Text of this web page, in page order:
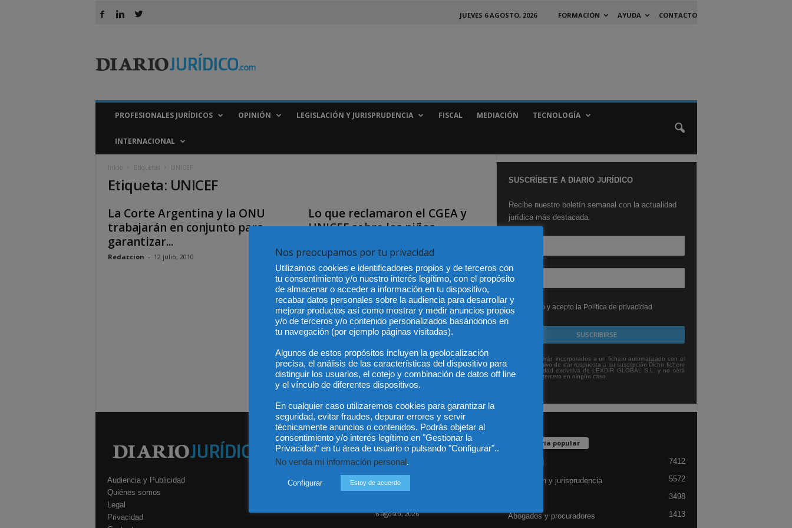
JUEVES 6 AGOSTO, 2026 FORMACIÓN AYUDA CONTACTO
a
r
PROFESIONALES JURÍDICOS OPINIÓN LEGISLACIÓN Y JURISPRUDENCIA FISCAL MEDIACIÓN TECNOLOGÍA
INTERNACIONAL
Inicio Etiquetas UNICEF
Etiqueta: UNICEF
La Corte Argentina y la ONU
trabajarán en conjunto para
garantizar...
Redaccion - 12 julio, 2010
Lo que reclamaron el CGEA y
UNICEF sobre los niños
Redaccion - 28 septiembre, 2009
SUSCRÍBETE A DIARIO JURÍDICO
Recibe nuestro boletín semanal con la actualidad
jurídica más destacada.
He leído y acepto la Política de privacidad
Sus datos serán incorporados a un fichero automatizado con el
objeto exclusivo de dar respuesta a su suscripción Dicho fichero
es de titularidad exclusiva de LEXDIR GLOBAL S.L. y no será
cedido a un tercero en ningún caso.
Audiencia y Publicidad
Quiénes somos
Legal
Privacidad
Incluso más noticias
Las empresas se exponen a
responsabilidades penales
por una prevención
6 agosto, 2026
Categoría popular
7412
Legislación y jurisprudencia 5572
3498
Abogados y procuradores
1413
Nos preocupamos por tu privacidad
Utilizamos cookies e identificadores propios y de terceros con
tu consentimiento y/o nuestro interés legítimo, con el propósito
de almacenar o acceder a información en tu dispositivo,
recabar datos personales sobre la audiencia para desarrollar y
mejorar productos así como mostrar y medir anuncios propios
y/o de terceros y/o contenido personalizados basándonos en
tu navegación (por ejemplo páginas visitadas).
Algunos de estos propósitos incluyen la geolocalización
precisa, el análisis de las características del dispositivo para
distinguir los usuarios, el cotejo y combinación de datos off line
y el vínculo de diferentes dispositivos.
En cualquier caso utilizaremos cookies para garantizar la
seguridad, evitar fraudes, depurar errores y servir
técnicamente anuncios o contenidos. Podrás objetar al
consentimiento y/o interés legítimo en "Gestionar la
Privacidad" en tu área de usuario o pulsando "Configurar"..
No venda mi información personal.
Configurar Estoy de acuerdo